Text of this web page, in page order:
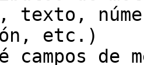
texto,
etc.)
campos de